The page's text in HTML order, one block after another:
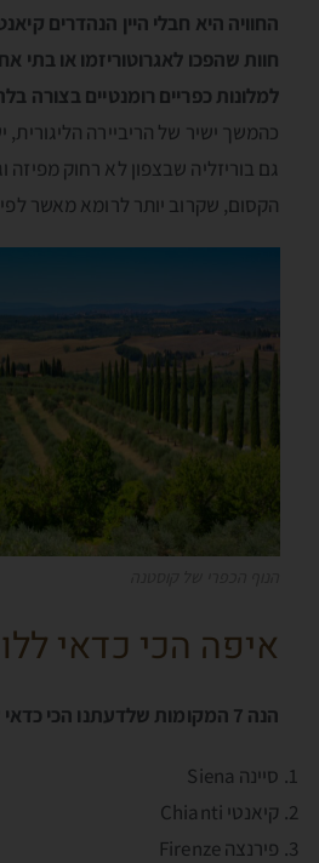
החוויה היא חבלי היין הנהדרים
חוות שהפכו לאגרוטוריזמו או בתי
למלונות כפריים רומנטיים בצורה
כהמשך ישיר של הריביירה הליגורית,
גם בוריזליה שבצפון לא רחוק מפיזה
הקסום, שקרוב יותר לרומא מאשר
איפה הכי כדאי
הנה 7 המקומות שלדעתנו הכי כדאי ללון בהם בטוסקנה:
סיינה Siena
קיאנטי Chianti
פירנצה Firenze